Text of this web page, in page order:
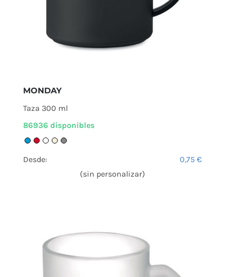
MONDAY
Taza 300 ml
86936 disponibles
Desde: 0,75€
(sin personalizar)